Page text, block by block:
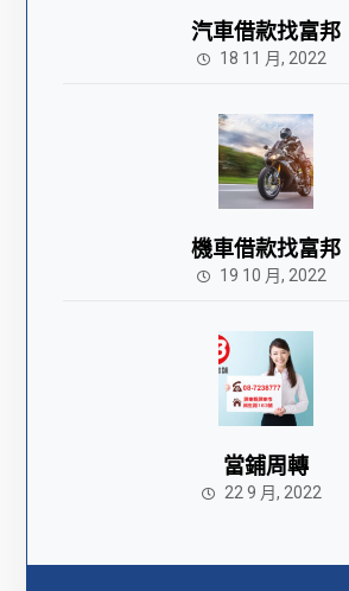
汽車借款找富邦
18 11 月, 2022
機車借款找富邦
19 10 月, 2022
當鋪周轉
22 9 月, 2022